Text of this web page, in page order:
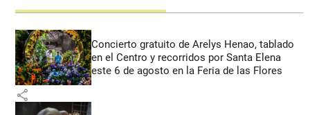
Concierto gratuito de Arelys Henao, tablado
en el Centro y recorridos por Santa Elena
este 6 de agosto en la Feria de las Flores
share